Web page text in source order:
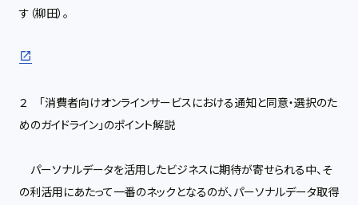
す（柳田）。
２ 「消費者向けオンラインサービスにおける通知と同意・選択のた
めのガイドライン」のポイント解説
パーソナルデータを活用したビジネスに期待が寄せられる中、そ
の利活用にあたって一番のネックとなるのが、パーソナルデータ取得